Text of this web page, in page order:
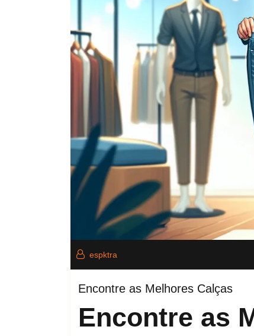
espktra
Encontre as Melhores Calças
Encontre as